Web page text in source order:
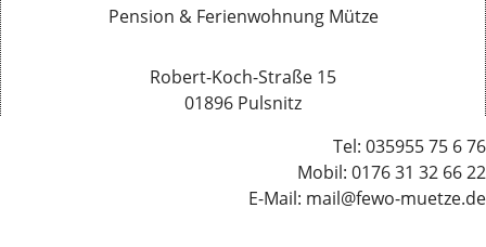
Pension & Ferienwohnung Mütze
Robert-Koch-Straße 15
01896 Pulsnitz
Tel: 035955 75 6 76
Mobil: 0176 31 32 66 22
E-Mail: mail@fewo-muetze.de